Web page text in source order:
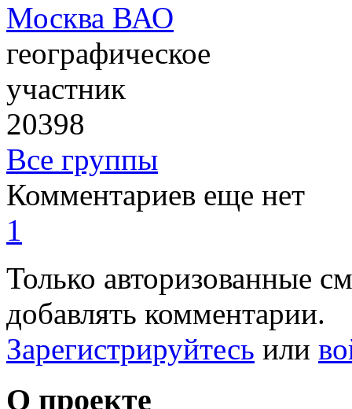
Москва ВАО
географическое
участник
20398
Все группы
Комментариев еще нет
1
Только авторизованные
добавлять комментарии.
Зарегистрируйтесь или
О проекте